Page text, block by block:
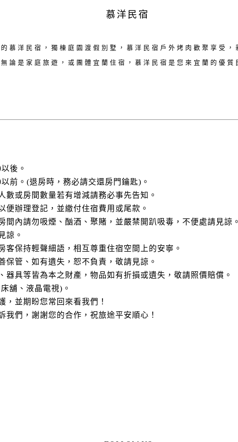
慕洋民宿
慕洋民宿，獨棟庭園渡假別墅，慕洋民宿戶外烤肉歡聚享受，
論是家庭旅遊，或團體宜蘭住宿，慕洋民宿是您來宜蘭的優質
後。
前。(退房時，務必請交還房門鑰匙)。
或房間數量若有增減請務必事先告知。
辦理登記，並繳付住宿費用或尾款。
內請勿吸煙、酗酒、聚賭，並嚴禁開趴吸毒，不便處請見諒。
諒。
保持輕聲細語，相互尊重住宿空間上的安寧。
管、如有遺失，恕不負責，敬請見諒。
具等皆為本之財產，物品如有折損或遺失，敬請照價賠償。
舖、液晶電視)。
並期盼您常回來看我們！
們，謝謝您的合作，祝旅途平安順心！